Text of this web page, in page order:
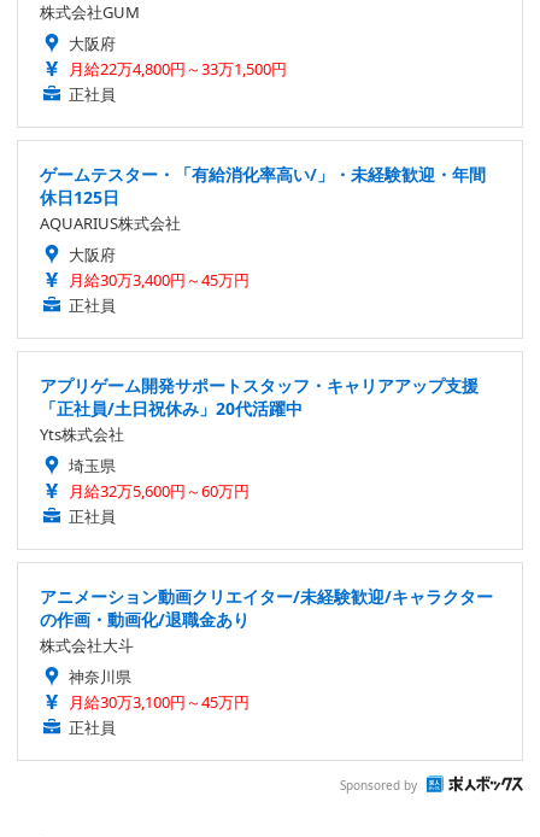
株式会社GUM
大阪府
月給22万4,800円～33万1,500円
正社員
ゲームテスター・「有給消化率高い/」・未経験歓迎・年間
休日125日
AQUARIUS株式会社
大阪府
月給30万3,400円～45万円
正社員
アプリゲーム開発サポートスタッフ・キャリアアップ支援
「正社員/土日祝休み」20代活躍中
Yts株式会社
埼玉県
月給32万5,600円～60万円
正社員
アニメーション動画クリエイター/未経験歓迎/キャラクター
の作画・動画化/退職金あり
株式会社大斗
神奈川県
月給30万3,100円～45万円
正社員
Sponsored by